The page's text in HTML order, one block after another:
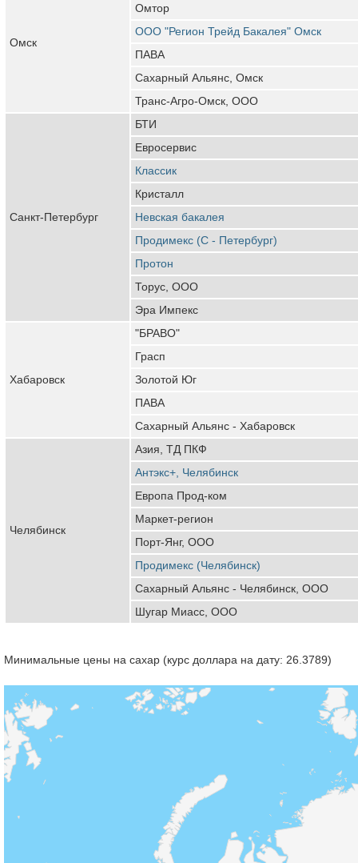
Омск
Омтор
ООО "Регион Трейд Бакалея" Омск
ПАВА
Сахарный Альянс, Омск
Транс-Агро-Омск, ООО
Санкт-Петербург
БТИ
Евросервис
Классик
Кристалл
Невская бакалея
Продимекс (С - Петербург)
Протон
Торус, ООО
Эра Импекс
Хабаровск
"БРАВО"
Грасп
Золотой Юг
ПАВА
Сахарный Альянс - Хабаровск
Челябинск
Азия, ТД ПКФ
Антэкс+, Челябинск
Европа Прод-ком
Маркет-регион
Порт-Янг, ООО
Продимекс (Челябинск)
Сахарный Альянс - Челябинск, ООО
Шугар Миасс, ООО
Минимальные цены на сахар (курс доллара на дату: 26.3789)